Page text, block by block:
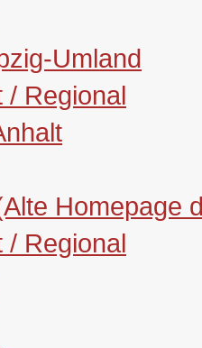
Umland
/ Regional
Homepage
/ Regional